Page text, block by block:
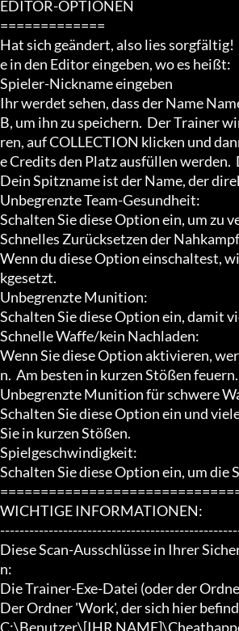
EDITOR-OPTIONEN
=============
Hat sich geändert, also lies
e in den Editor eingeben, wo es heißt:
Spieler-Nickname eingeben
Ihr werdet sehen, dass der Name
B, um ihn zu speichern.  Der Trainer
ren, auf COLLECTION klicken und
e Credits den Platz ausfüllen werden.
Dein Spitzname ist der Name, der
Unbegrenzte Team-Gesundheit:
Schalten Sie diese Option ein, um zu
Schnelles Zurücksetzen der
Wenn du diese Option einschaltest,
kgesetzt.
Unbegrenzte Munition:
Schalten Sie diese Option ein, damit
Schnelle Waffe/kein Nachladen:
Wenn Sie diese Option aktivieren,
n.  Am besten in kurzen Stößen feuern.
Unbegrenzte Munition für schwere
Schalten Sie diese Option ein und
Sie in kurzen Stößen.
Spielgeschwindigkeit:
Schalten Sie diese Option ein, um
WICHTIGE INFORMATIONEN:
Diese Scan-Ausschlüsse in Ihrer
n:
Die Trainer-Exe-Datei (oder der
Der Ordner 'Work', der sich hier
C:\Benutzer\[IHR